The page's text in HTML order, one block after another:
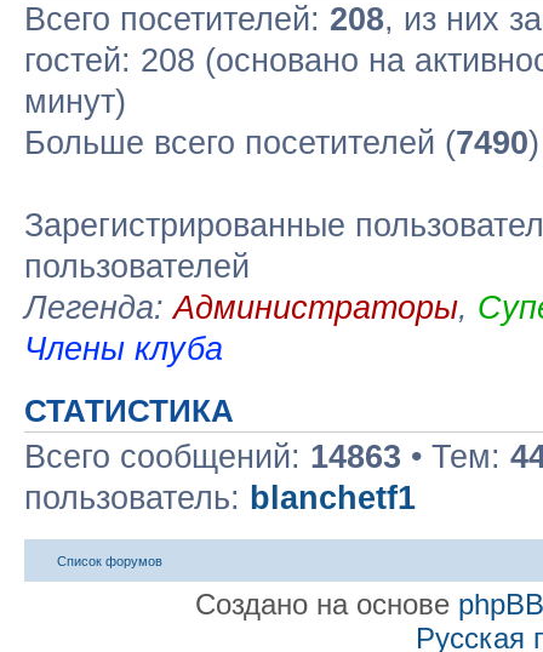
Всего посетителей: 208, из них
гостей: 208 (основано на
минут)
Больше всего посетителей (7490
Зарегистрированные
пользователей
Легенда:Администраторы,
Члены клуба
СТАТИСТИКА
Всего сообщений: 14863 • Тем:
пользователь: blanchetf1
Список форумов
Создано на основе phpBB
Русская